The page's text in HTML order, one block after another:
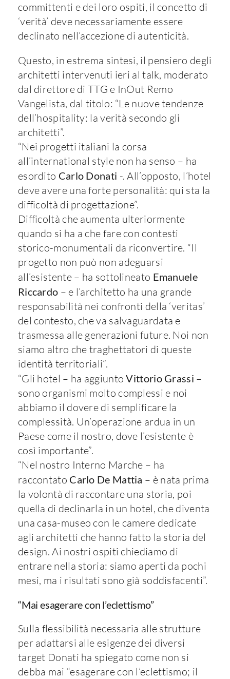
committenti e dei loro ospiti, il concetto di
‘verità’ deve necessariamente essere
declinato nell’accezione di autenticità.
Questo, in estrema sintesi, il pensiero degli
architetti intervenuti ieri al talk, moderato
dal direttore di TTG e InOut Remo
Vangelista, dal titolo: “Le nuove tendenze
dell’hospitality: la verità secondo gli
architetti”.
“Nei progetti italiani la corsa
all’international style non ha senso – ha
esordito Carlo Donati -. All’opposto, l’hotel
deve avere una forte personalità: qui sta la
difficoltà di progettazione”.
Difficoltà che aumenta ulteriormente
quando si ha a che fare con contesti
storico-monumentali da riconvertire. “Il
progetto non può non adeguarsi
all’esistente – ha sottolineato Emanuele
Riccardo – e l’architetto ha una grande
responsabilità nei confronti della ‘veritas’
del contesto, che va salvaguardata e
trasmessa alle generazioni future. Noi non
siamo altro che traghettatori di queste
identità territoriali”.
“Gli hotel – ha aggiuntoVittorio Grassi –
sono organismi molto complessi e noi
abbiamo il dovere di semplificare la
complessità. Un’operazione ardua in un
Paese come il nostro, dove l’esistente è
così importante”.
“Nel nostro Interno Marche – ha
raccontato Carlo De Mattia – è nata prima
la volontà di raccontare una storia, poi
quella di declinarla in un hotel, che diventa
una casa-museo con le camere dedicate
agli architetti che hanno fatto la storia del
design. Ai nostri ospiti chiediamo di
entrare nella storia: siamo aperti da pochi
mesi, ma i risultati sono già soddisfacenti”.
“Mai esagerare con l’eclettismo”
Sulla flessibilità necessaria alle strutture
per adattarsi alle esigenze dei diversi
target Donati ha spiegato come non si
debba mai “esagerare con l’eclettismo; il